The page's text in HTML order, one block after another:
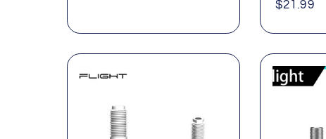
Normaler
$21.99